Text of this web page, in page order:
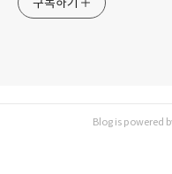
Blog is powered